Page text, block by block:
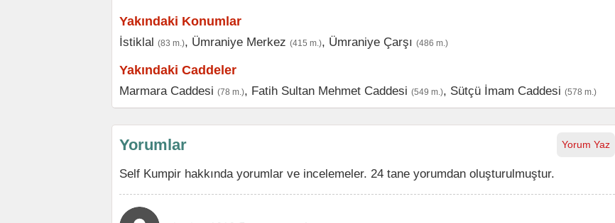
Yakındaki Konumlar
İstiklal (83 m.), Ümraniye Merkez (415 m.), Ümraniye Çarşı (486 m.)
Yakındaki Caddeler
Marmara Caddesi (78 m.), Fatih Sultan Mehmet Caddesi (549 m.), Sütçü İmam Caddesi (578 m.)
Yorum Yaz
Yorumlar
Self Kumpir hakkında yorumlar ve incelemeler. 24 tane yorumdan oluşturulmuştur.